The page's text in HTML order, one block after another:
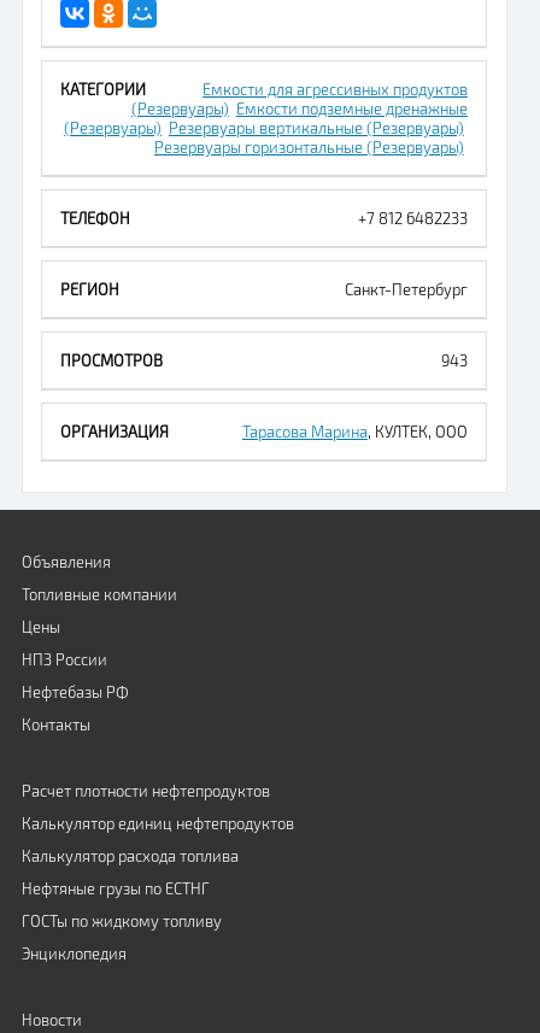
Емкости для агрессивных продуктов
(Резервуары) Емкости подземные дренажные
(Резервуары) Резервуары вертикальные (Резервуары)
Резервуары горизонтальные (Резервуары)
+7 812 6482233
Санкт-Петербург
943
Тарасова Марина, КУЛТЕК, ООО
Объявления
Топливные компании
Цены
НПЗ России
Нефтебазы РФ
Контакты
Расчет плотности нефтепродуктов
Калькулятор единиц нефтепродуктов
Калькулятор расхода топлива
Нефтяные грузы по ЕСТНГ
ГОСТы по жидкому топливу
Энциклопедия
Новости